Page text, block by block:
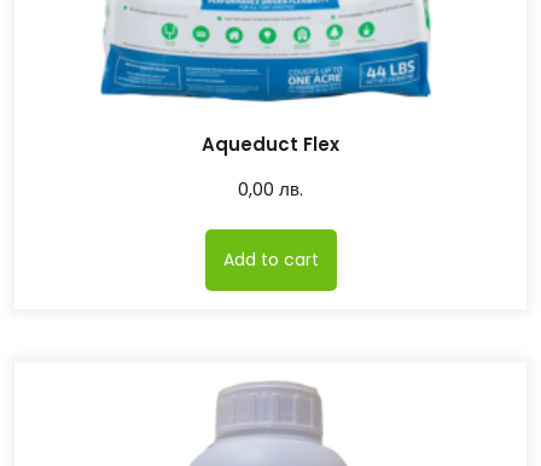
Aqueduct Flex
0,00 лв.
Add to cart